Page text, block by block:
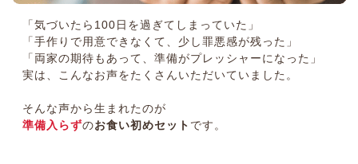
「気づいたら100日を過ぎてしまっていた」
「手作りで用意できなくて、少し罪悪感が残った」
「両家の期待もあって、準備がプレッシャーになった」
実は、こんなお声をたくさんいただいていました。
そんな声から生まれたのが
準備入らずのお食い初めセット です。